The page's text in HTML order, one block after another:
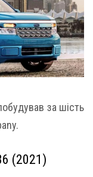
за шість
(2021)